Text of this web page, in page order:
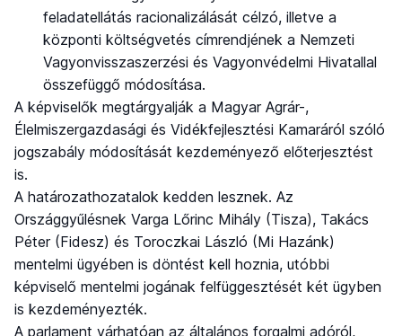
feladatellátás racionalizálását célzó, illetve a
központi költségvetés címrendjének a Nemzeti
Vagyonvisszaszerzési és Vagyonvédelmi Hivatallal
összefüggő módosítása.
A képviselők megtárgyalják a Magyar Agrár-,
Élelmiszergazdasági és Vidékfejlesztési Kamaráról szóló
jogszabály módosítását kezdeményező előterjesztést
is.
A határozathozatalok kedden lesznek. Az
Országgyűlésnek Varga Lőrinc Mihály (Tisza), Takács
Péter (Fidesz) és Toroczkai László (Mi Hazánk)
mentelmi ügyében is döntést kell hoznia, utóbbi
képviselő mentelmi jogának felfüggesztését két ügyben
is kezdeményezték.
A parlament várhatóan az általános forgalmi adóról,